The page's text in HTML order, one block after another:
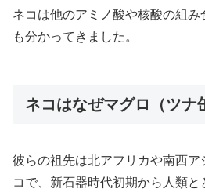
ネコは他のアミノ酸や核酸の組み
も分かってきました。
ネコはなぜマグロ（ツナ
彼らの祖先は北アフリカや南西
コで、新石器時代初期から人類と